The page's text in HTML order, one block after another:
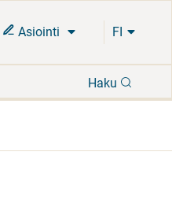
Asiointi FI
Haku